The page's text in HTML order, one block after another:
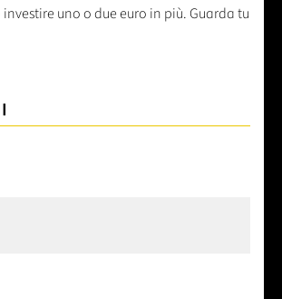
uno o due euro in più. Guarda tu